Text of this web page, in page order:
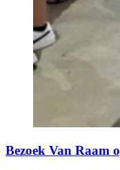
Bezoek Van Raam